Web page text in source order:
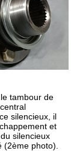
tambour de
silencieux, il
et
silencieux
photo).